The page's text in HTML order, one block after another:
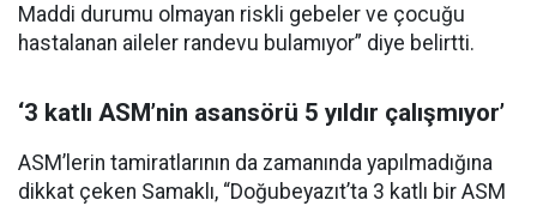
Maddi durumu olmayan riskli gebeler ve çocuğu
hastalanan aileler randevu bulamıyor” diye belirtti.
‘3 katlı ASM’nin asansörü 5 yıldır çalışmıyor’
ASM’lerin tamiratlarının da zamanında yapılmadığına
dikkat çeken Samaklı, “Doğubeyazıt’ta 3 katlı bir ASM